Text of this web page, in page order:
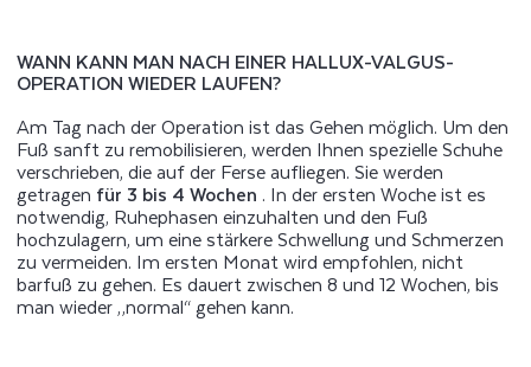
WANN KANN MAN NACH EINER HALLUX-VALGUS-
OPERATION WIEDER LAUFEN?
Am Tag nach der Operation ist das Gehen möglich. Um den
Fuß sanft zu remobilisieren, werden Ihnen spezielle Schuhe
verschrieben, die auf der Ferse aufliegen. Sie werden
getragen für 3 bis 4 Wochen . In der ersten Woche ist es
notwendig, Ruhephasen einzuhalten und den Fuß
hochzulagern, um eine stärkere Schwellung und Schmerzen
zu vermeiden. Im ersten Monat wird empfohlen, nicht
barfuß zu gehen. Es dauert zwischen 8 und 12 Wochen, bis
man wieder „normal“ gehen kann.